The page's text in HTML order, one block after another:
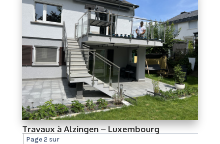
Travaux à Alzingen – Luxembourg
Page 2 sur